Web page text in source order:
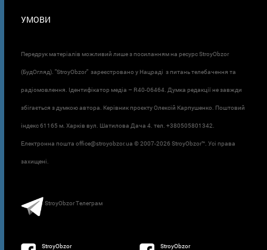
УМОВИ
Передрук матеріалів можливий лише з посиланням на ресурс StroyObzor
(БудОгляд). "StroyObzor" зареєстровано у Нацраді з питань телебачення та
радіомовлення. Ідентифікатор медіа – R40-06464. Думка редакції не завжди
збігається з думкою автора. Керівник проєкту Олексій Карпушенко. Поштовий
індекс 61165 м. Харків вул. Шатилова Дача 4. тел. +380505801342.
Електронна пошта office@stroyobzor.ua © 2007-2026 StroyObzor™. Усі права
захищені.
StroyObzor Телеграм
StroyObzor StroyObzor